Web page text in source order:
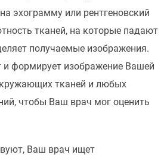
эхограмму или рентгеновский
тканей, на которые падают
получаемые изображения.
и формирует изображение Вашей
тканей и любых
чтобы Ваш врач мог оценить
Ваш врач ищет